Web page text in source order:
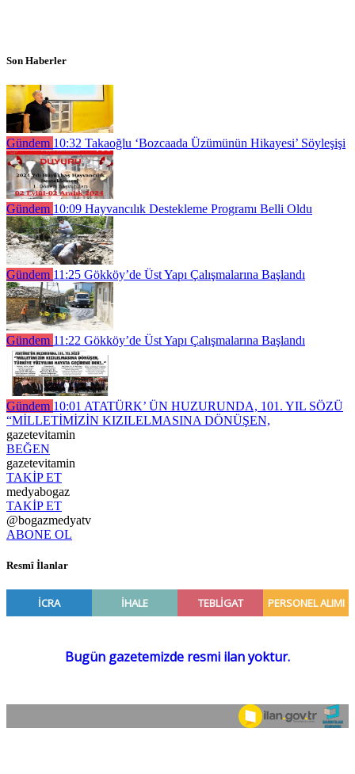
Son Haberler
Gündem 10:32 Takaoğlu ‘Bozcaada Üzümünün Hikayesi’ Söyleşişi
Gündem 10:09 Hayvancılık Destekleme Programı Belli Oldu
Gündem 11:25 Gökköy’de Üst Yapı Çalışmalarına Başlandı
Gündem 11:22 Gökköy’de Üst Yapı Çalışmalarına Başlandı
Gündem 10:01 ATATÜRK’ ÜN HUZURUNDA, 101. YIL SÖZÜ
“MİLLETİMİZİN KIZILELMASINA DÖNÜŞEN,
gazetevitamin
BEĞEN
gazetevitamin
TAKİP ET
medyabogaz
TAKİP ET
@bogazmedyatv
ABONE OL
Resmî İlanlar